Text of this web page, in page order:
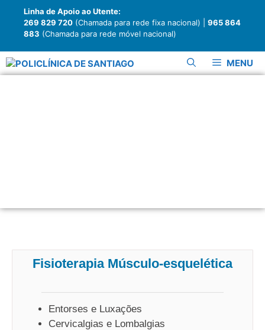
Linha de Apoio ao Utente:
269 829 720 (Chamada para rede fixa nacional) | 965 864
883 (Chamada para rede móvel nacional)
MENU
Fisioterapia Músculo-esquelética
Entorses e Luxações
Cervicalgias e Lombalgias